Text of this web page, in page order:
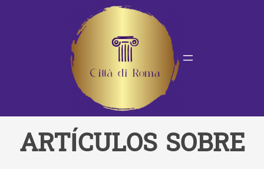
ARTÍCULOS SOBRE